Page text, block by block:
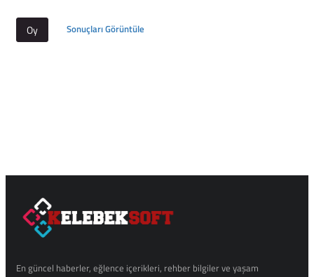
Oy Sonuçları Görüntüle
En güncel haberler, eğlence içerikleri, rehber bilgiler ve yaşam